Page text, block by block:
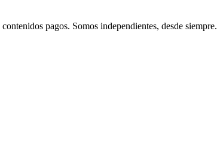
pagos. Somos independientes, desde siempre.